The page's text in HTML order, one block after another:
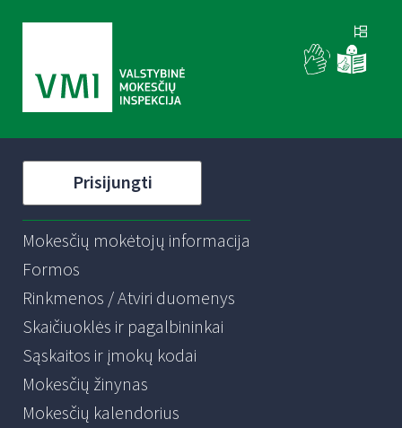
Prisijungti
Mokesčių mokėtojų informacija
Formos
Rinkmenos / Atviri duomenys
Skaičiuoklės ir pagalbininkai
Sąskaitos ir įmokų kodai
Mokesčių žinynas
Mokesčių kalendorius